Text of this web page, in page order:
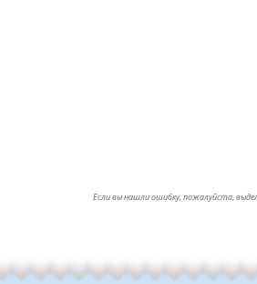
Если вы нашли ошибку, пожалуйста,